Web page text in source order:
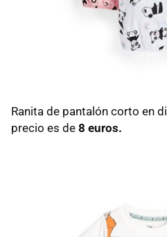
Ranita de pantalón corto en
precio es de 8 euros.